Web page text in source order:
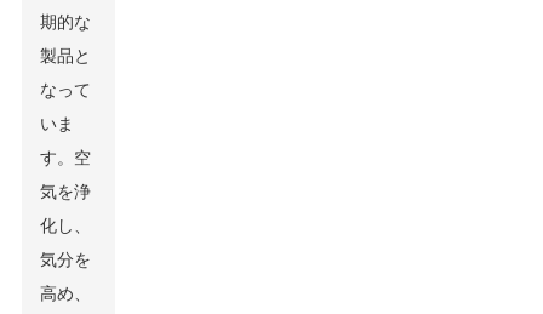
期的な
製品と
なって
いま
す。空
気を浄
化し、
気分を
高め、